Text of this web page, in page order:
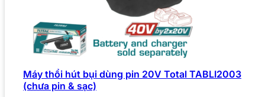
Máy thổi hút bụi dùng pin 20V Total TABLI2003
(chưa pin & sạc)